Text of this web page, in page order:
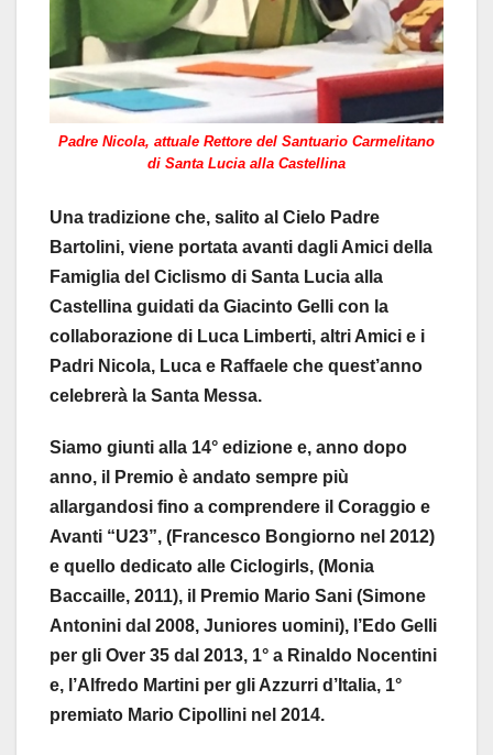
Padre Nicola, attuale Rettore del Santuario Carmelitano
di Santa Lucia alla Castellina
Una tradizione che, salito al Cielo Padre
Bartolini, viene portata avanti dagli Amici della
Famiglia del Ciclismo di Santa Lucia alla
Castellina guidati da Giacinto Gelli con la
collaborazione di Luca Limberti, altri Amici e i
Padri Nicola, Luca e Raffaele che quest’anno
celebrerà la Santa Messa.
Siamo giunti alla 14° edizione e, anno dopo
anno, il Premio è andato sempre più
allargandosi fino a comprendere il Coraggio e
Avanti “U23”, (Francesco Bongiorno nel 2012)
e quello dedicato alle Ciclogirls, (Monia
Baccaille, 2011), il Premio Mario Sani (Simone
Antonini dal 2008, Juniores uomini), l’Edo Gelli
per gli Over 35 dal 2013, 1° a Rinaldo Nocentini
e, l’Alfredo Martini per gli Azzurri d’Italia, 1°
premiato Mario Cipollini nel 2014.